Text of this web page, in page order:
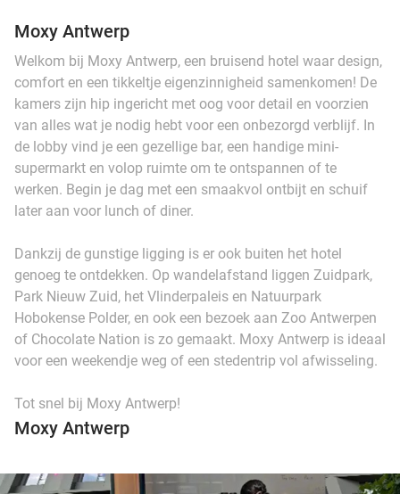
Moxy Antwerp
Welkom bij Moxy Antwerp, een bruisend hotel waar design,
comfort en een tikkeltje eigenzinnigheid samenkomen! De
kamers zijn hip ingericht met oog voor detail en voorzien
van alles wat je nodig hebt voor een onbezorgd verblijf. In
de lobby vind je een gezellige bar, een handige mini-
supermarkt en volop ruimte om te ontspannen of te
werken. Begin je dag met een smaakvol ontbijt en schuif
later aan voor lunch of diner.
Dankzij de gunstige ligging is er ook buiten het hotel
genoeg te ontdekken. Op wandelafstand liggen Zuidpark,
Park Nieuw Zuid, het Vlinderpaleis en Natuurpark
Hobokense Polder, en ook een bezoek aan Zoo Antwerpen
of Chocolate Nation is zo gemaakt. Moxy Antwerp is ideaal
voor een weekendje weg of een stedentrip vol afwisseling.
Tot snel bij Moxy Antwerp!
Moxy Antwerp